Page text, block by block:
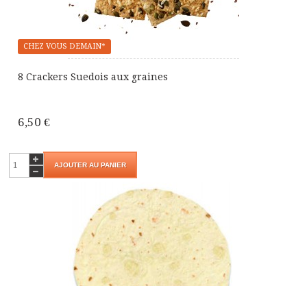
8 Crackers Suedois aux graines
6,50 €
CHEZ VOUS DEMAIN*
AJOUTER AU PANIER